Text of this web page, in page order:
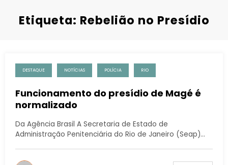
Etiqueta: Rebelião no Presídio
DESTAQUE NOTÍCIAS POLÍCIA RIO
Funcionamento do presídio de Magé é
normalizado
Da Agência Brasil A Secretaria de Estado de
Administração Penitenciária do Rio de Janeiro (Seap)…